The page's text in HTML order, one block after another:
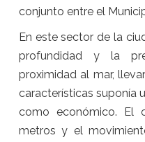
conjunto entre el
En este sector de la
profundidad y la
proximidad al mar,
características suponía
como económico. El
metros y el